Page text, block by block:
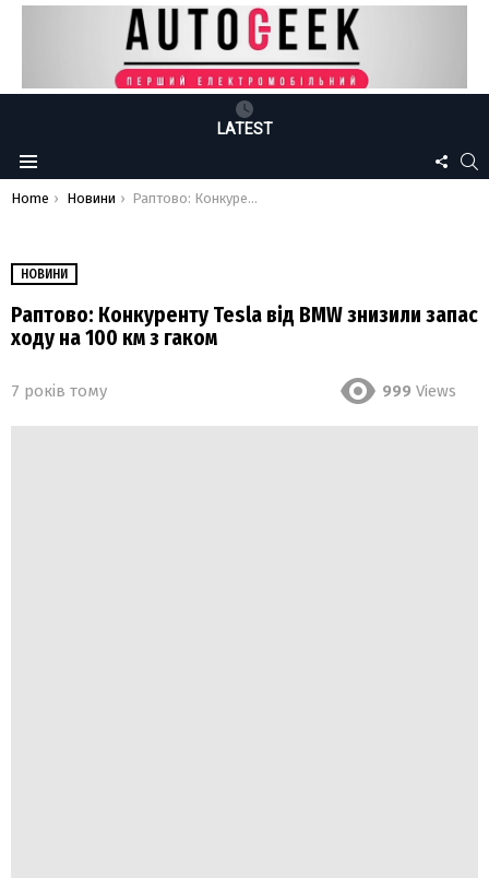
LATEST
Menu
US
You are here:
Home Новини Раптово: Конкуренту Tesla від BMW знизили запас ходу на 100 км з гаком
НОВИНИ
Раптово: Конкуренту Tesla від BMW знизили запас
ходу на 100 км з гаком
7 років тому 999 Views